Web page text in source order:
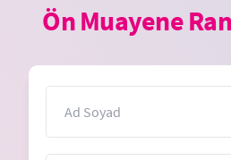
Ön Muayene